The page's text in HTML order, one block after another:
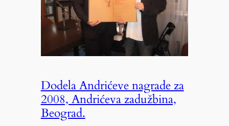
Dodela Andrićeve nagrade za
2008, Andrićeva zadužbina,
Beograd.